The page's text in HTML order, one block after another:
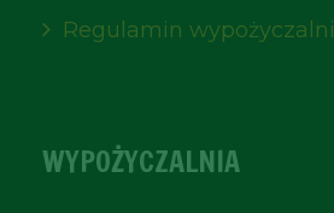
Regulamin wypożyczalni
WYPOŻYCZALNIA